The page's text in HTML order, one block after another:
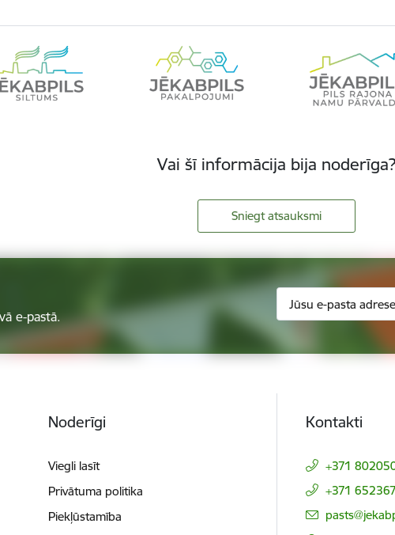
Vai šī informācija bija noderīga?
Sniegt atsauksmi
e-pastā.
Noderīgi
Viegli lasīt
Privātuma politika
Piekļūstamība
Kontakti
+371
+371
E-pasts: